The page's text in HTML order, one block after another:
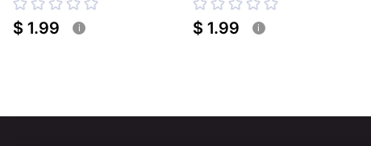
$ 1.99 i $ 1.99 i